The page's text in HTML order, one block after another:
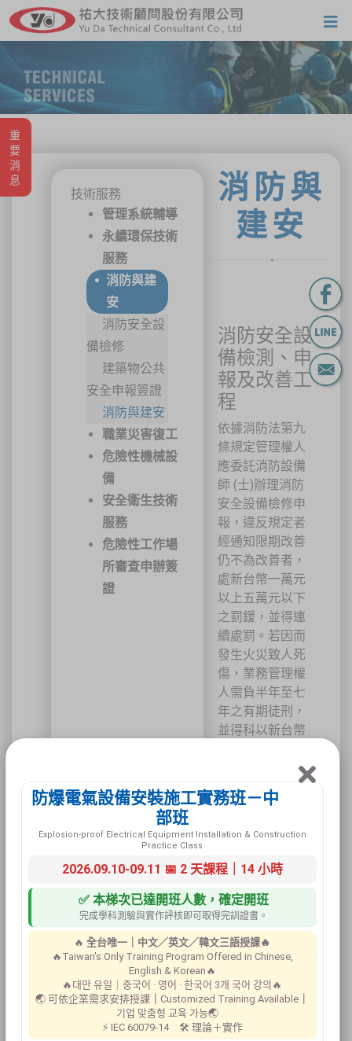
重要消息
技術服務
管理系統輔導
永續環保技術
服務
消防與建
安
消防安全設
備檢修
建築物公共
安全申報簽證
消防與建安
職業災害復工
危險性機械設
備
安全衛生技術
服務
危險性工作場
所審查申辦簽
證
消防與
建安
消防安全設
備檢測、申
報及改善工
程
依據消防法第九
條規定管理權人
應委託消防設備
師 (士)辦理消防
安全設備檢修申
報，違反規定者
經通知限期改善
仍不為改善者，
處新台幣一萬元
以上五萬元以下
之罰鍰，並得連
續處罰。若因而
發生火災致人死
傷，業務管理權
人需負半年至七
年之有期徒刑，
並得科以新台幣
建築物公共
安全檢測、
簽證及改善
十七條規定建築
物，所有權人或
使用人需主動委
託專業檢查機構
築物辦理公共安
全檢查，經其簽
證後，向當地主
防爆電氣設備安裝施工實務班－中
部班
Explosion-proof Electrical Equipment Installation & Construction
Practice Class
2026.09.10-09.11 📅 2 天課程｜14 小時
✅ 本梯次已達開班人數，確定開班
完成學科測驗與實作評核即可取得完訓證書。
🔥全台唯一｜中文／英文／韓文三語授課🔥
🔥Taiwan's Only Training Program Offered in Chinese,
English & Korean🔥
🔥대만 유일｜중국어 · 영어 · 한국어 3개 국어 강의🔥
🌏 可依企業需求安排授課
Customized Training Available
기업 맞춤형 교육 가능🌏
⚡ IEC 60079-14 🛠 理論＋實作